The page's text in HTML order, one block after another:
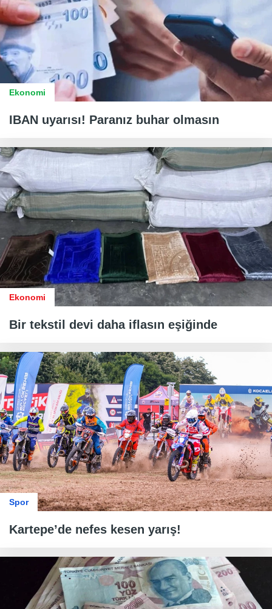
Ekonomi
IBAN uyarısı! Paranız buhar olmasın
Ekonomi
Bir tekstil devi daha iflasın eşiğinde
Spor
Kartepe’de nefes kesen yarış!